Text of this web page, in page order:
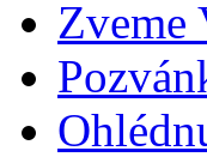
Zveme